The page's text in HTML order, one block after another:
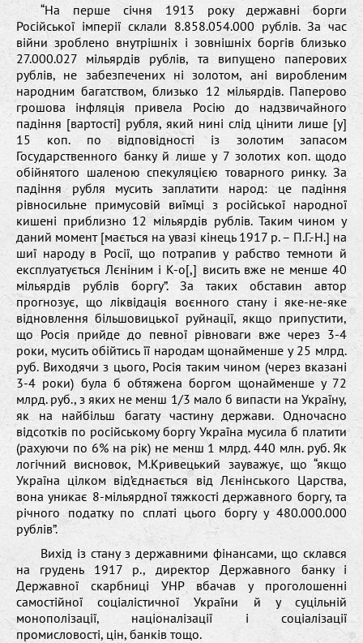
“На перше січня 1913 року державні борги
Російської імперії склали 8.858.054.000 рублів. За час
війни зроблено внутрішніх і зовнішніх боргів близько
27.000.027 мільярдів рублів, та випущено паперових
рублів, не забезпечених ні золотом, ані виробленим
народним багатством, близько 12 мільярдів. Паперово
грошова інфляція привела Росію до надзвичайного
падіння [вартості] рубля, який нині слід цінити лише [у]
15 коп. по відповідності із золотим запасом
Государственного банку й лише у 7 золотих коп. щодо
обійнятого шаленою спекуляцією товарного ринку. За
падіння рубля мусить заплатити народ: це падіння
рівносильне примусовій виїмці з російської народної
кишені приблизно 12 мільярдів рублів. Таким чином у
даний момент [мається на увазі кінець 1917 р. – П.Г.-Н.] на
шиї народу в Росії, що потрапив у рабство темноти й
експлуатується Лєніним і К-о[,] висить вже не менше 40
мільярдів рублів боргу”. За таких обставин автор
прогнозує, що ліквідація воєнного стану і яке-не-яке
відновлення більшовицької руйнації, якщо припустити,
що Росія прийде до певної рівноваги вже через 3-4
роки, мусить обійтись її народам щонайменше у 25 млрд.
руб. Виходячи з цього, Росія таким чином (через вказані
3-4 роки) була б обтяжена боргом щонайменше у 72
млрд. руб., з яких не менш 1/3 мало б випасти на Україну,
як на найбільш багату частину держави. Одночасно
відсотків по російському боргу Україна мусила б платити
(рахуючи по 6% на рік) не менш 1 млрд. 440 млн. руб. Як
логічний висновок, М.Кривецький зауважує, що “якщо
Україна цілком від’єднається від Лєнінського Царства,
вона уникає 8-мільярдної тяжкості державного боргу, та
річного податку по сплаті цього боргу у 480.000.000
рублів”.
Вихід із стану з державними фінансами, що склався
на грудень 1917 р., директор Державного банку і
Державної скарбниці УНР вбачав у проголошенні
самостійної соціалістичної України й у суцільній
монополізації, націоналізації і соціалізації
промисловості, цін, банків тощо.